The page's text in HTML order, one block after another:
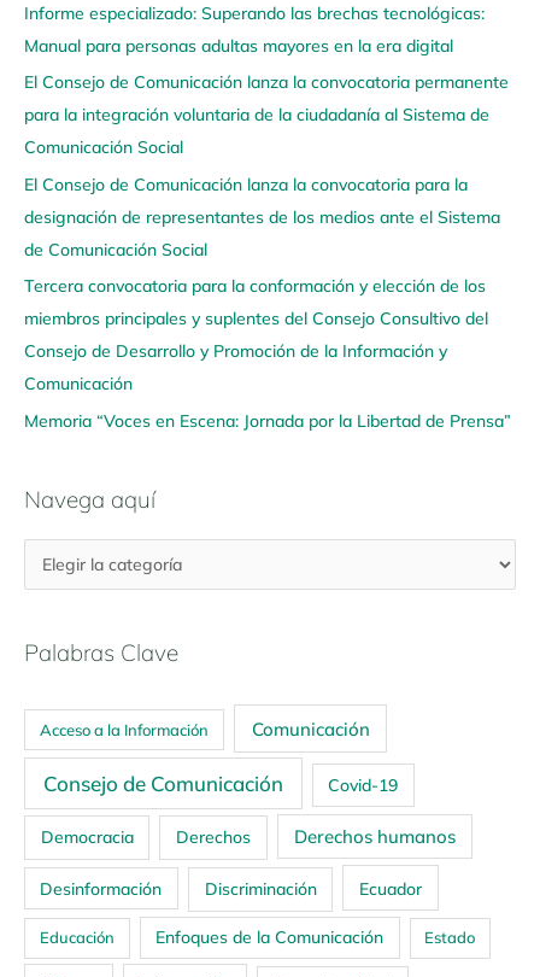
Informe especializado: Superando las brechas tecnológicas:
Manual para personas adultas mayores en la era digital
El Consejo de Comunicación lanza la convocatoria permanente
para la integración voluntaria de la ciudadanía al Sistema de
Comunicación Social
El Consejo de Comunicación lanza la convocatoria para la
designación de representantes de los medios ante el Sistema
de Comunicación Social
Tercera convocatoria para la conformación y elección de los
miembros principales y suplentes del Consejo Consultivo del
Consejo de Desarrollo y Promoción de la Información y
Comunicación
Memoria “Voces en Escena: Jornada por la Libertad de Prensa”
Navega aquí
v
e
g
a
a
q
u
í
Palabras Clave
Acceso a la Información Comunicación
Consejo de Comunicación Covid-19
Democracia Derechos Derechos humanos
Desinformación Discriminación Ecuador
Educación Enfoques de la Comunicación Estado